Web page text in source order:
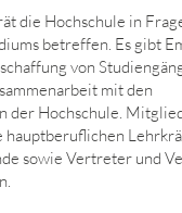
die Hochschule in
betreffen. Es gibt
von
mit den
der Hochschule.
hauptberuflichen
sowie Vertreter und